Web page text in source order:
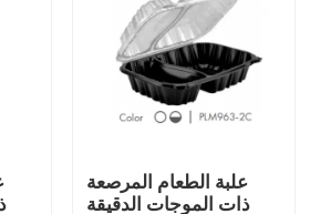
صندوق تغليف المواد
علبة الطعام المرصعة
ذات الموجات الدقيقة